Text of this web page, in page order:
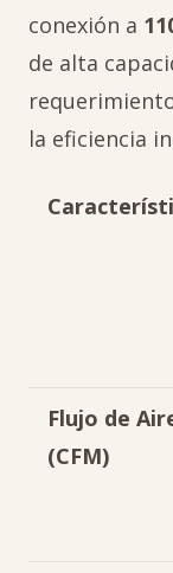
conexión a
de alta
la eficiencia
Flujo de
(CFM)